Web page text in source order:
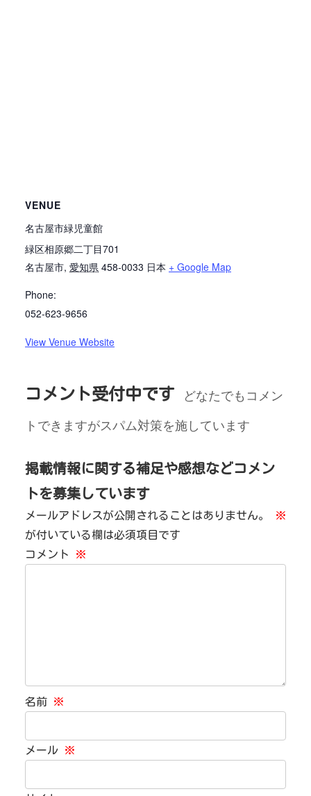
VENUE
名古屋市緑児童館
緑区相原郷二丁目701
名古屋市, 愛知県 458-0033 日本 + Google Map
Phone:
052-623-9656
View Venue Website
コメント受付中です
どなたでもコメン
トできますがスパム対策を施しています
掲載情報に関する補足や感想などコメン
トを募集しています
メールアドレスが公開されることはありません。
※
が付いている欄は必須項目です
コメント
※
名前 ※
メール ※